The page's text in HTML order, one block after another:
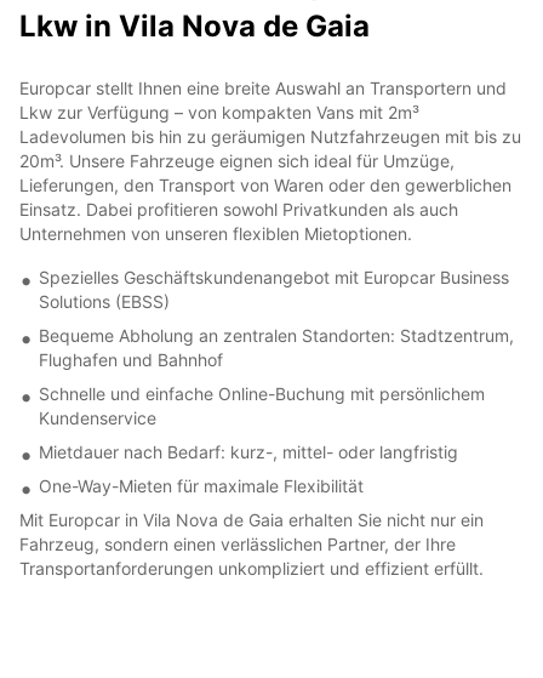
Lkw in Vila Nova de Gaia
Europcar stellt Ihnen eine breite Auswahl an Transportern und
Lkw zur Verfügung – von kompakten Vans mit 2m³
Ladevolumen bis hin zu geräumigen Nutzfahrzeugen mit bis zu
20m³. Unsere Fahrzeuge eignen sich ideal für Umzüge,
Lieferungen, den Transport von Waren oder den gewerblichen
Einsatz. Dabei profitieren sowohl Privatkunden als auch
Unternehmen von unseren flexiblen Mietoptionen.
Spezielles Geschäftskundenangebot mit Europcar Business
Solutions (EBSS)
Bequeme Abholung an zentralen Standorten: Stadtzentrum,
Flughafen und Bahnhof
Schnelle und einfache Online-Buchung mit persönlichem
Kundenservice
Mietdauer nach Bedarf: kurz-, mittel- oder langfristig
One-Way-Mieten für maximale Flexibilität
Mit Europcar in Vila Nova de Gaia erhalten Sie nicht nur ein
Fahrzeug, sondern einen verlässlichen Partner, der Ihre
Transportanforderungen unkompliziert und effizient erfüllt.